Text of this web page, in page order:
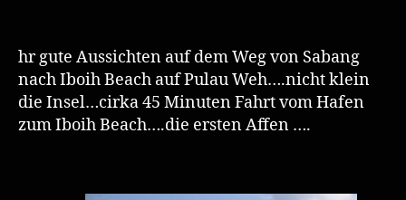
hr gute Aussichten auf dem Weg von Sabang
nach Iboih Beach auf Pulau Weh….nicht klein
die Insel…cirka 45 Minuten Fahrt vom Hafen
zum Iboih Beach….die ersten Affen ….